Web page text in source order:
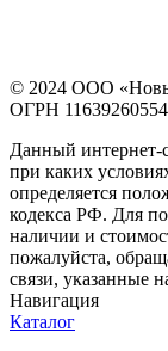
© 2024 ООО
ОГРН
Данный интернет-
при каких
определяется
кодекса РФ. Для
наличии и
пожалуйста,
связи, указанные
Навигация
Каталог